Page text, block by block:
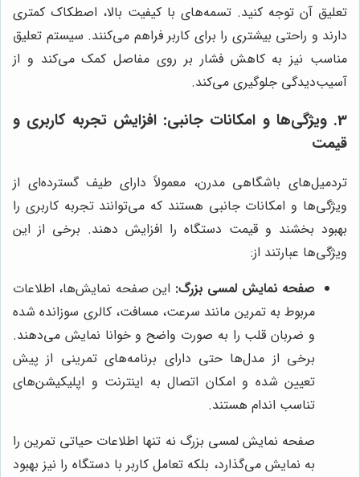
تعلیق آن توجه کنید. تسمه‌های با کیفیت بالا، اصطکاک کمتری
دارند و راحتی بیشتری را برای کاربر فراهم می‌کنند. سیستم تعلیق
مناسب نیز به کاهش فشار بر روی مفاصل کمک می‌کند و از
آسیب‌دیدگی جلوگیری می‌کند.
3. ویژگی‌ها و امکانات جانبی: افزایش تجربه کاربری و
قیمت
تردمیل‌های باشگاهی مدرن، معمولاً دارای طیف گسترده‌ای از
ویژگی‌ها و امکانات جانبی هستند که می‌توانند تجربه کاربری را
بهبود بخشند و قیمت دستگاه را افزایش دهند. برخی از این
ویژگی‌ها عبارتند از:
صفحه نمایش لمسی بزرگ: این صفحه نمایش‌ها، اطلاعات
مربوط به تمرین مانند سرعت، مسافت، کالری سوزانده شده
و ضربان قلب را به صورت واضح و خوانا نمایش می‌دهند.
برخی از مدل‌ها حتی دارای برنامه‌های تمرینی از پیش
تعیین شده و امکان اتصال به اینترنت و اپلیکیشن‌های
تناسب اندام هستند.
صفحه نمایش لمسی بزرگ نه تنها اطلاعات حیاتی تمرین را
به نمایش می‌گذارد، بلکه تعامل کاربر با دستگاه را نیز بهبود